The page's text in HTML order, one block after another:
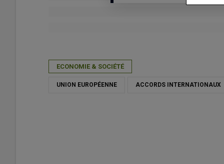
ECONOMIE & SOCIÉTÉ
UNION EUROPÉENNE ACCORDS INTERNATIONAUX